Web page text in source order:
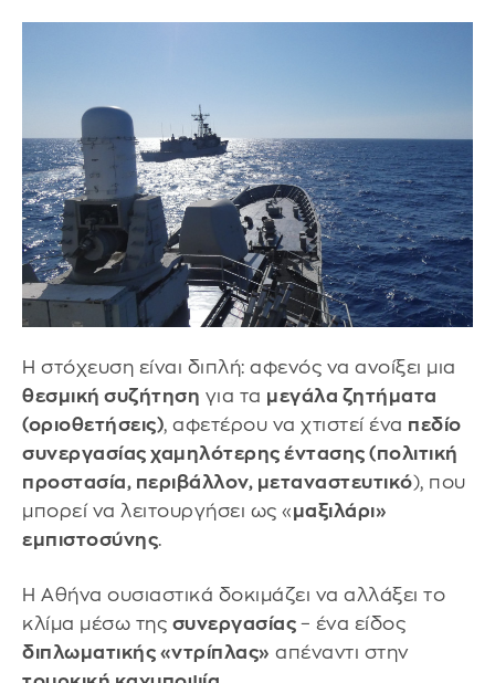
Η στόχευση είναι διπλή: αφενός να ανοίξει μια
θεσμική συζήτηση για τα μεγάλα ζητήματα
(οριοθετήσεις), αφετέρου να χτιστεί ένα πεδίο
συνεργασίας χαμηλότερης έντασης (πολιτική
προστασία, περιβάλλον, μεταναστευτικό), που
μπορεί να λειτουργήσει ως «μαξιλάρι»
εμπιστοσύνης.
Η Αθήνα ουσιαστικά δοκιμάζει να αλλάξει το
κλίμα μέσω της συνεργασίας – ένα είδος
διπλωματικής «ντρίπλας» απέναντι στην